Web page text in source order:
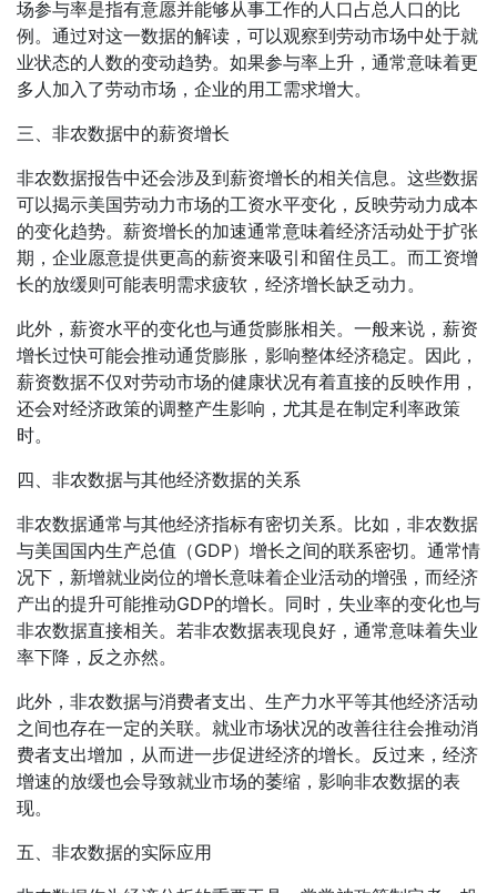
场参与率是指有意愿并能够从事工作的人口占总人口的比
例。通过对这一数据的解读，可以观察到劳动市场中处于就
业状态的人数的变动趋势。如果参与率上升，通常意味着更
多人加入了劳动市场，企业的用工需求增大。
三、非农数据中的薪资增长
非农数据报告中还会涉及到薪资增长的相关信息。这些数据
可以揭示美国劳动力市场的工资水平变化，反映劳动力成本
的变化趋势。薪资增长的加速通常意味着经济活动处于扩张
期，企业愿意提供更高的薪资来吸引和留住员工。而工资增
长的放缓则可能表明需求疲软，经济增长缺乏动力。
此外，薪资水平的变化也与通货膨胀相关。一般来说，薪资
增长过快可能会推动通货膨胀，影响整体经济稳定。因此，
薪资数据不仅对劳动市场的健康状况有着直接的反映作用，
还会对经济政策的调整产生影响，尤其是在制定利率政策
时。
四、非农数据与其他经济数据的关系
非农数据通常与其他经济指标有密切关系。比如，非农数据
与美国国内生产总值（GDP）增长之间的联系密切。通常情
况下，新增就业岗位的增长意味着企业活动的增强，而经济
产出的提升可能推动GDP的增长。同时，失业率的变化也与
非农数据直接相关。若非农数据表现良好，通常意味着失业
率下降，反之亦然。
此外，非农数据与消费者支出、生产力水平等其他经济活动
之间也存在一定的关联。就业市场状况的改善往往会推动消
费者支出增加，从而进一步促进经济的增长。反过来，经济
增速的放缓也会导致就业市场的萎缩，影响非农数据的表
现。
五、非农数据的实际应用